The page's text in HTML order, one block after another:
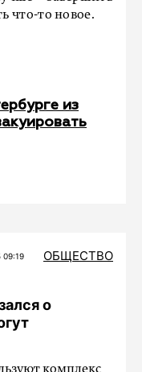
что-то новое.
из
ОБЩЕСТВО
о